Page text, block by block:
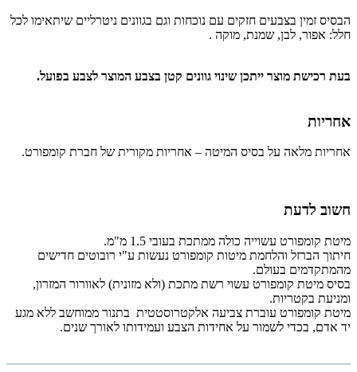
הבסיס זמין בצבעים חזקים עם נוכחות וגם בגוונים ניטרליים שיתאימו לכל
חלל: אפור, לבן, שמנת, מוקה .
בעת רכישת מוצר ייתכן שינוי גוונים קטן בצבע המוצר לצבע בפועל.
אחריות
אחריות מלאה על בסיס המיטה – אחריות מקורית של חברת קומפורט.
חשוב לדעת
מיטת קומפורט עשוייה כולה ממתכת בעובי 1.5 מ"מ.
חיתוך הברזל והלחמת מיטות קומפורט נעשות ע"י רובוטים חדישים
מהמתקדמים בעולם.
בסיס מיטת קומפורט עשוי רשת מתכת (ולא מזונית) לאוורור המזרון,
ומניעת בקטריות.
מיטת קומפורט עוברת צביעה אלקטרוסטטית בתנור ממוחשב ללא מגע
יד אדם, בכדי לשמור על אחידות הצבע ועמידותו לאורך שנים.